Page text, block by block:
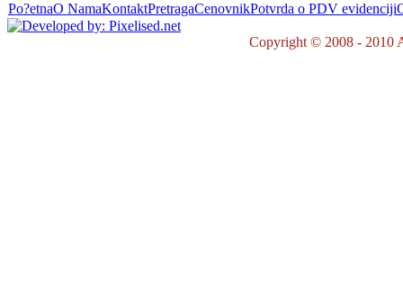
Po?etnaO NamaKontaktPretragaCenovnikPotvrda o PDV evidenciji
Copyright © 2008 - 2010